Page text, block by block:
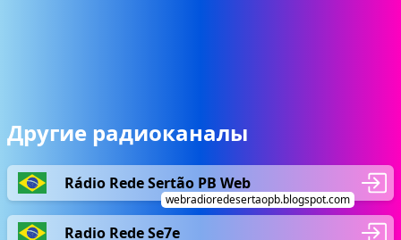
Другие радиоканалы
Rádio Rede Sertão PB Web
webradioredesertaopb.blogspot.com
Radio Rede Se7e